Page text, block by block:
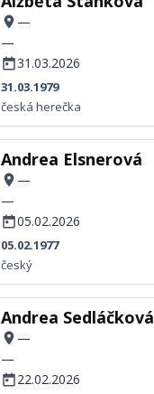
—
—
31.03.2026
31.03.1979
česká herečka
Andrea Elsnerová
—
—
05.02.2026
05.02.1977
český
Andrea Sedláčková
—
—
22.02.2026